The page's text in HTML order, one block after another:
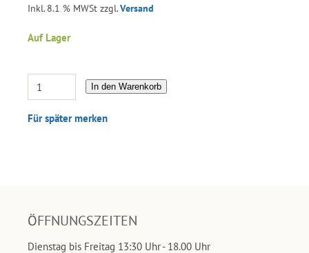
Inkl. 8.1 % MWSt zzgl.Versand
Auf Lager
In den Warenkorb
Für später merken
ÖFFNUNGSZEITEN
Dienstag bis Freitag 13:30 Uhr - 18.00 Uhr